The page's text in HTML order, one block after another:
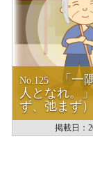
No.125
「一
人となれ。
ず、弛まず）
掲載日：